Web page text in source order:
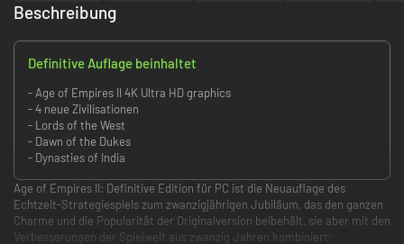
Beschreibung
Definitive Auflage beinhaltet
- Age of Empires II 4K Ultra HD graphics
- 4 neue Zivilisationen
- Lords of the West
- Dawn of the Dukes
- Dynasties of India
Age of Empires II: Definitive Edition für PC ist die Neuauflage des
Echtzeit-Strategiespiels zum zwanzigjährigen Jubiläum, das den ganzen
Charme und die Popularität der Originalversion beibehält, sie aber mit den
Verbesserungen der Spielwelt aus zwanzig Jahren kombiniert: